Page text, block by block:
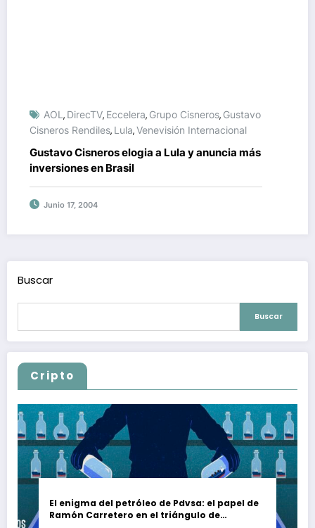
AOL , DirecTV, Eccelera, Grupo Cisneros, Gustavo
Cisneros Rendiles, Lula,Venevisión Internacional
Gustavo Cisneros elogia a Lula y anuncia más
inversiones en Brasil
Junio 17, 2004
Buscar
Buscar
Cripto
El enigma del petróleo de Pdvsa: el papel de
Ramón Carretero en el triángulo de